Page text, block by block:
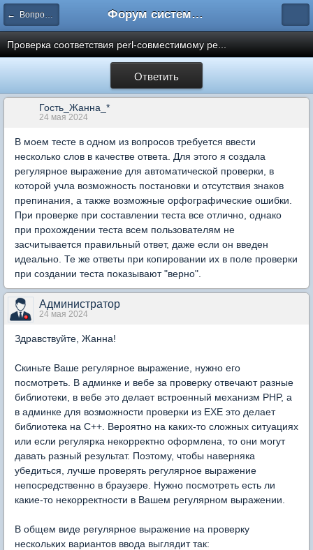
← Вопросы составления тестов Форум системы тестирования INDIGO
Проверка соответствия perl-совместимому ре...
Ответить
Гость_Жанна_*
24 мая 2024
В моем тесте в одном из вопросов требуется ввести
несколько слов в качестве ответа. Для этого я создала
регулярное выражение для автоматической проверки, в
которой учла возможность постановки и отсутствия знаков
препинания, а также возможные орфографические ошибки.
При проверке при составлении теста все отлично, однако
при прохождении теста всем пользователям не
засчитывается правильный ответ, даже если он введен
идеально. Те же ответы при копировании их в поле проверки
при создании теста показывают "верно".
Администратор
24 мая 2024
Здравствуйте, Жанна!
Скиньте Ваше регулярное выражение, нужно его
посмотреть. В админке и вебе за проверку отвечают разные
библиотеки, в вебе это делает встроенный механизм PHP, а
в админке для возможности проверки из EXE это делает
библиотека на C++. Вероятно на каких-то сложных ситуациях
или если регулярка некорректно оформлена, то они могут
давать разный результат. Поэтому, чтобы наверняка
убедиться, лучше проверять регулярное выражение
непосредственно в браузере. Нужно посмотреть есть ли
какие-то некорректности в Вашем регулярном выражении.
В общем виде регулярное выражение на проверку
нескольких вариантов ввода выглядит так: